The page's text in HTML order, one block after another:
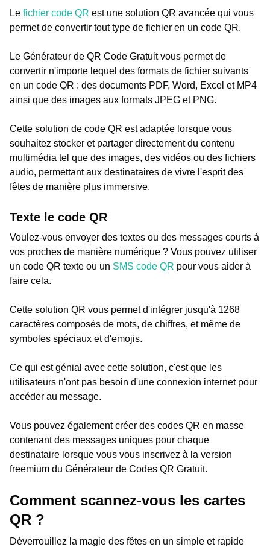
Le fichier code QR est une solution QR avancée qui vous
permet de convertir tout type de fichier en un code QR.
Le Générateur de QR Code Gratuit vous permet de
convertir n'importe lequel des formats de fichier suivants
en un code QR : des documents PDF, Word, Excel et MP4
ainsi que des images aux formats JPEG et PNG.
Cette solution de code QR est adaptée lorsque vous
souhaitez stocker et partager directement du contenu
multimédia tel que des images, des vidéos ou des fichiers
audio, permettant aux destinataires de vivre l'esprit des
fêtes de manière plus immersive.
Texte le code QR
Voulez-vous envoyer des textes ou des messages courts à
vos proches de manière numérique ? Vous pouvez utiliser
un code QR texte ou un SMS code QR pour vous aider à
faire cela.
Cette solution QR vous permet d'intégrer jusqu'à 1268
caractères composés de mots, de chiffres, et même de
symboles spéciaux et d'emojis.
Ce qui est génial avec cette solution, c'est que les
utilisateurs n'ont pas besoin d'une connexion internet pour
accéder au message.
Vous pouvez également créer des codes QR en masse
contenant des messages uniques pour chaque
destinataire lorsque vous vous inscrivez à la version
freemium du Générateur de Codes QR Gratuit.
Comment scannez-vous les cartes
QR ?
Déverrouillez la magie des fêtes en un simple et rapide